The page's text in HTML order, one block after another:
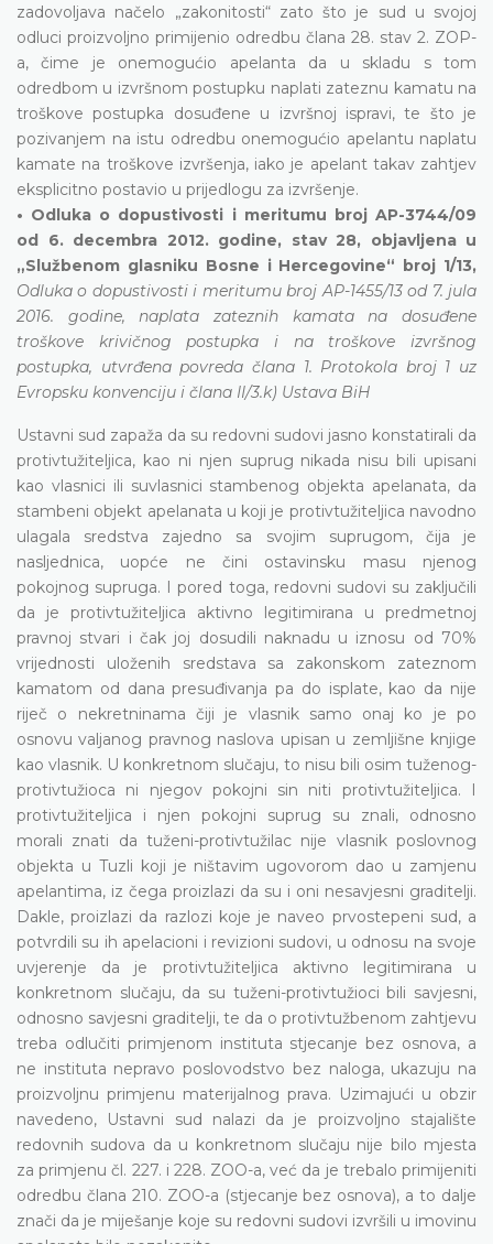
zadovoljava načelo „zakonitosti“ zato što je sud u svojoj
odluci proizvoljno primijenio odredbu člana 28. stav 2. ZOP-
a, čime je onemogućio apelanta da u skladu s tom
odredbom u izvršnom postupku naplati zateznu kamatu na
troškove postupka dosuđene u izvršnoj ispravi, te što je
pozivanjem na istu odredbu onemogućio apelantu naplatu
kamate na troškove izvršenja, iako je apelant takav zahtjev
eksplicitno postavio u prijedlogu za izvršenje.
• Odluka o dopustivosti i meritumu broj AP-3744/09
od 6. decembra 2012. godine, stav 28, objavljena u
„Službenom glasniku Bosne i Hercegovine“ broj 1/13,
Odluka o dopustivosti i meritumu broj AP-1455/13 od 7. jula
2016. godine, naplata zateznih kamata na dosuđene
troškove krivičnog postupka i na troškove izvršnog
postupka, utvrđena povreda člana 1. Protokola broj 1 uz
Evropsku konvenciju i člana II/3.k) Ustava BiH
Ustavni sud zapaža da su redovni sudovi jasno konstatirali da
protivtužiteljica, kao ni njen suprug nikada nisu bili upisani
kao vlasnici ili suvlasnici stambenog objekta apelanata, da
stambeni objekt apelanata u koji je protivtužiteljica navodno
ulagala sredstva zajedno sa svojim suprugom, čija je
nasljednica, uopće ne čini ostavinsku masu njenog
pokojnog supruga. I pored toga, redovni sudovi su zaključili
da je protivtužiteljica aktivno legitimirana u predmetnoj
pravnoj stvari i čak joj dosudili naknadu u iznosu od 70%
vrijednosti uloženih sredstava sa zakonskom zateznom
kamatom od dana presuđivanja pa do isplate, kao da nije
riječ o nekretninama čiji je vlasnik samo onaj ko je po
osnovu valjanog pravnog naslova upisan u zemljišne knjige
kao vlasnik. U konkretnom slučaju, to nisu bili osim tuženog-
protivtužioca ni njegov pokojni sin niti protivtužiteljica. I
protivtužiteljica i njen pokojni suprug su znali, odnosno
morali znati da tuženi-protivtužilac nije vlasnik poslovnog
objekta u Tuzli koji je ništavim ugovorom dao u zamjenu
apelantima, iz čega proizlazi da su i oni nesavjesni graditelji.
Dakle, proizlazi da razlozi koje je naveo prvostepeni sud, a
potvrdili su ih apelacioni i revizioni sudovi, u odnosu na svoje
uvjerenje da je protivtužiteljica aktivno legitimirana u
konkretnom slučaju, da su tuženi-protivtužioci bili savjesni,
odnosno savjesni graditelji, te da o protivtužbenom zahtjevu
treba odlučiti primjenom instituta stjecanje bez osnova, a
ne instituta nepravo poslovodstvo bez naloga, ukazuju na
proizvoljnu primjenu materijalnog prava. Uzimajući u obzir
navedeno, Ustavni sud nalazi da je proizvoljno stajalište
redovnih sudova da u konkretnom slučaju nije bilo mjesta
za primjenu čl. 227. i 228. ZOO-a, već da je trebalo primijeniti
odredbu člana 210. ZOO-a (stjecanje bez osnova), a to dalje
znači da je miješanje koje su redovni sudovi izvršili u imovinu